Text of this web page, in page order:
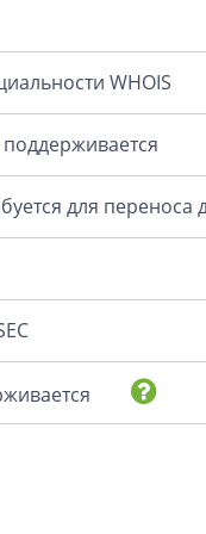
WHOIS
для переноса